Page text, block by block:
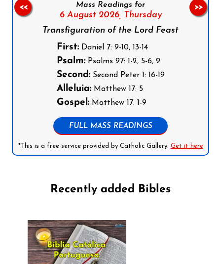
Mass Readings for
6 August 2026,
Thursday
Transfiguration of the Lord Feast
First:Daniel 7: 9-10, 13-14
Psalm:Psalms 97: 1-2, 5-6, 9
Second:Second Peter 1: 16-19
Alleluia:Matthew 17: 5
Gospel:Matthew 17: 1-9
FULL MASS READINGS
*This is a free service provided by Catholic Gallery. Get it here
<< >>
Recently added Bibles